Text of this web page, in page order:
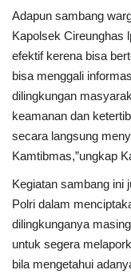
Layanan Publik
Perempuan/Anak
Adapun sambang
Kapolsek Cireunghas
efektif kerena bisa
bisa menggali
dilingkungan
keamanan dan
secara langsung
Kamtibmas,”ungkap
Kegiatan sambang ini
Polri dalam
dilingkunganya
untuk segera
bila mengetahui